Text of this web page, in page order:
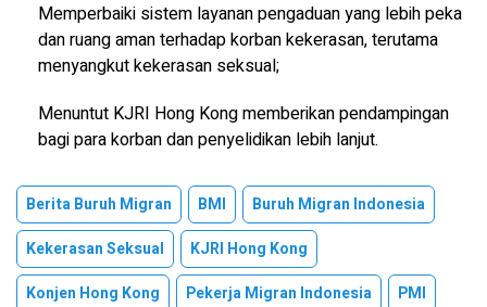
Memperbaiki sistem layanan pengaduan yang lebih peka
dan ruang aman terhadap korban kekerasan, terutama
menyangkut kekerasan seksual;
Menuntut KJRI Hong Kong memberikan pendampingan
bagi para korban dan penyelidikan lebih lanjut.
Berita Buruh Migran BMI
Buruh Migran Indonesia
Kekerasan Seksual
KJRI Hong Kong
Konjen Hong Kong
Pekerja Migran Indonesia PMI